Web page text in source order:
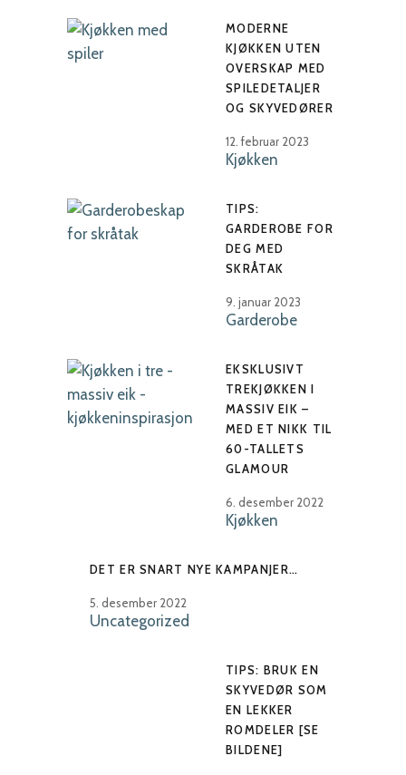
MODERNE
KJØKKEN UTEN
OVERSKAP MED
SPILEDETALJER
OG SKYVEDØRER
12. februar 2023
Kjøkken
TIPS:
GARDEROBE FOR
DEG MED
SKRÅTAK
9. januar 2023
Garderobe
EKSKLUSIVT
TREKJØKKEN I
MASSIV EIK –
MED ET NIKK TIL
60-TALLETS
GLAMOUR
6. desember 2022
Kjøkken
DET ER SNART NYE KAMPANJER…
5. desember 2022
Uncategorized
TIPS: BRUK EN
SKYVEDØR SOM
EN LEKKER
ROMDELER [SE
BILDENE]